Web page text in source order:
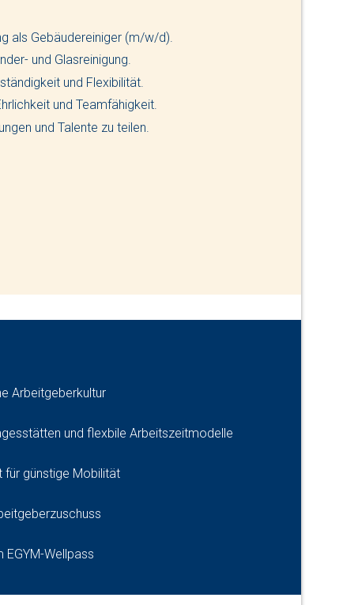
als Gebäudereiniger (m/w/d).
und Glasreinigung.
und Flexibilität.
und Teamfähigkeit.
und Talente zu teilen.
Arbeitgeberkultur
und flexbile Arbeitszeitmodelle
für günstige Mobilität
Wellpass